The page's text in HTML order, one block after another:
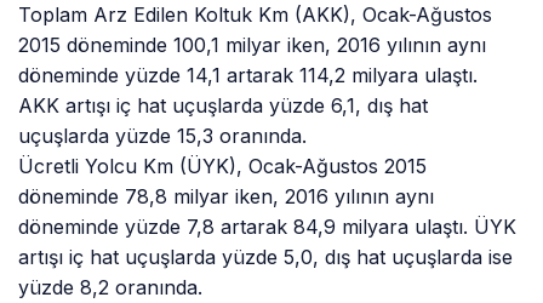
Toplam Arz Edilen Koltuk Km (AKK), Ocak-Ağustos
2015 döneminde 100,1 milyar iken, 2016 yılının aynı
döneminde yüzde 14,1 artarak 114,2 milyara ulaştı.
AKK artışı iç hat uçuşlarda yüzde 6,1, dış hat
uçuşlarda yüzde 15,3 oranında.
Ücretli Yolcu Km (ÜYK), Ocak-Ağustos 2015
döneminde 78,8 milyar iken, 2016 yılının aynı
döneminde yüzde 7,8 artarak 84,9 milyara ulaştı. ÜYK
artışı iç hat uçuşlarda yüzde 5,0, dış hat uçuşlarda ise
yüzde 8,2 oranında.